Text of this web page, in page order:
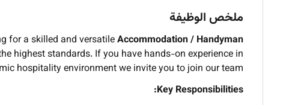
ملخص الوظيفة
for a skilled and versatileAccommodation / Handyman
highest standards. If you have hands-on experience in
hospitality environment we invite you to join our team.
Key Responsibilities: